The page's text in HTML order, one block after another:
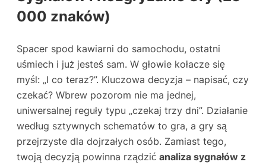
000 znaków)
Spacer spod kawiarni do samochodu, ostatni
uśmiech i już jesteś sam. W głowie kołacze się
myśl: „I co teraz?”. Kluczowa decyzja – napisać, czy
czekać? Wbrew pozorom nie ma jednej,
uniwersalnej reguły typu „czekaj trzy dni”. Działanie
według sztywnych schematów to gra, a gry są
przejrzyste dla dojrzałych osób. Zamiast tego,
twoją decyzją powinna rządzić analiza sygnałów z